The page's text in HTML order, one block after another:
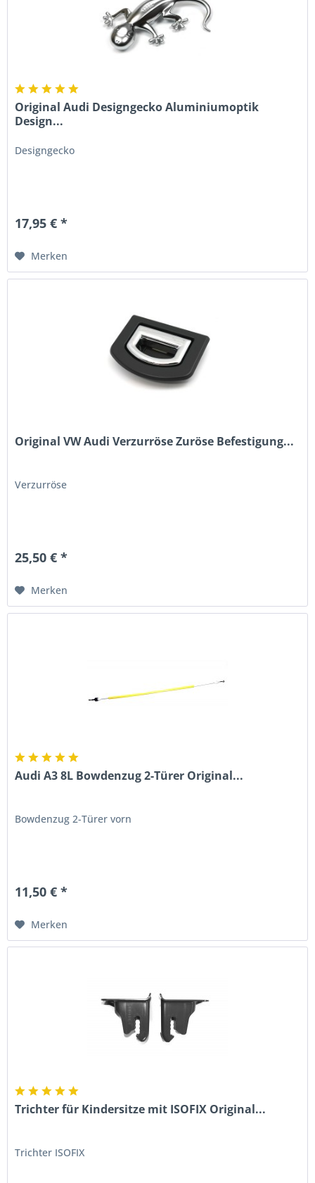
Original Audi Designgecko Aluminiumoptik
Design...
Designgecko
17,95 € *
Merken
Original VW Audi Verzurröse Zuröse Befestigung...
Verzurröse
25,50 € *
Merken
Audi A3 8L Bowdenzug 2-Türer Original...
Bowdenzug 2-Türer vorn
11,50 € *
Merken
Trichter für Kindersitze mit ISOFIX Original...
Trichter ISOFIX